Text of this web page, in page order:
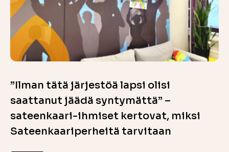
”Ilman tätä järjestöä lapsi olisi
saattanut jäädä syntymättä” –
sateenkaari-ihmiset kertovat, miksi
Sateenkaariperheitä tarvitaan